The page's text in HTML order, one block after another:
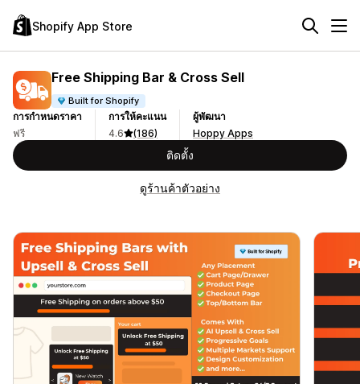
Shopify App Store
Free Shipping Bar & Cross Sell
Built for Shopify
การกำหนดราคา
ฟรี
การให้คะแนน
4.6
(186)
ผู้พัฒนา
Hoppy Apps
ติดตั้ง
ดูร้านค้าตัวอย่าง